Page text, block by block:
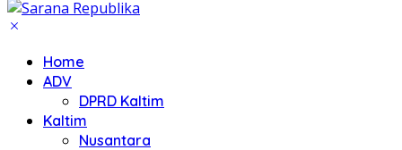
Home
ADV
DPRD Kaltim
Kaltim
Nusantara